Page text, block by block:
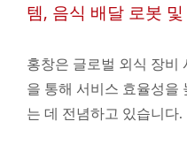
템, 음식 배달 로봇
홍창은 글로벌 외식 장비
을 통해 서비스 효율성을
는 데 전념하고 있습니다.